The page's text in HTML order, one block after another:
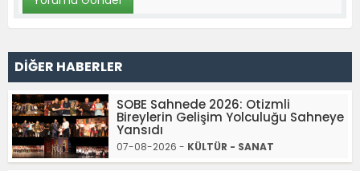
DİĞER HABERLER
SOBE Sahnede 2026: Otizmli
Bireylerin Gelişim Yolculuğu Sahneye
Yansıdı
07-08-2026 - KÜLTÜR - SANAT